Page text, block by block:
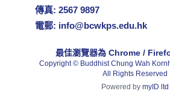
傳真: 2567 9897
電郵: info@bcwkps.edu.hk
最佳瀏覽器為 Chrome /
Copyright © Buddhist Chung Wah
All Rights Reserved
Powered by myID ltd